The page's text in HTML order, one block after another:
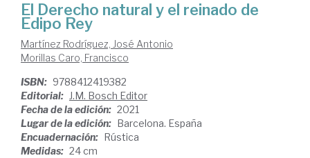
El Derecho natural y el reinado de
Edipo Rey
Martínez Rodríguez, José Antonio
Morillas Caro, Francisco
ISBN: 9788412419382
Editorial: J.M. Bosch Editor
Fecha de la edición: 2021
Lugar de la edición: Barcelona. España
Encuadernación: Rústica
Medidas: 24 cm